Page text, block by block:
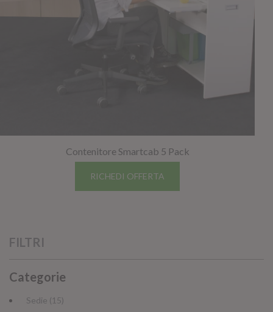
Contenitore Smartcab 5 Pack
RICHEDI OFFERTA
FILTRI
Categorie
Sedie (15)